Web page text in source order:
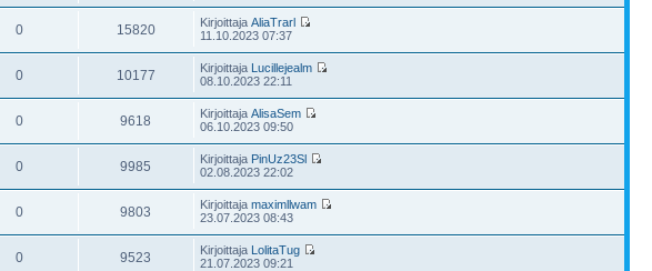
0 15820 KirjoittajaAliaTrarl
11.10.2023 07:37
0 10177 Kirjoittaja Lucillejealm
08.10.2023 22:11
0 9618 KirjoittajaAlisaSem
06.10.2023 09:50
0 9985 Kirjoittaja PinUz23Sl
02.08.2023 22:02
0 9803 Kirjoittajamaximllwam
23.07.2023 08:43
0 9523 Kirjoittaja LolitaTug
21.07.2023 09:21